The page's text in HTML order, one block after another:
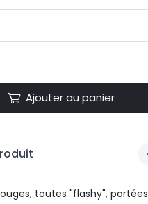
Ajouter au panier
toutes "flashy", portées